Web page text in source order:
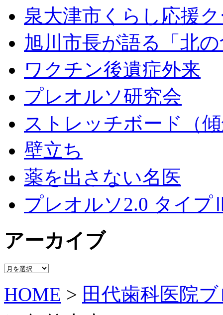
泉大津市くらし応援
旭川市長が語る「北
ワクチン後遺症外来
プレオルソ研究会
ストレッチボード（
壁立ち
薬を出さない名医
プレオルソ2.0 タイ
アーカイブ
ア
カ
イ
HOME > 田代歯科医院